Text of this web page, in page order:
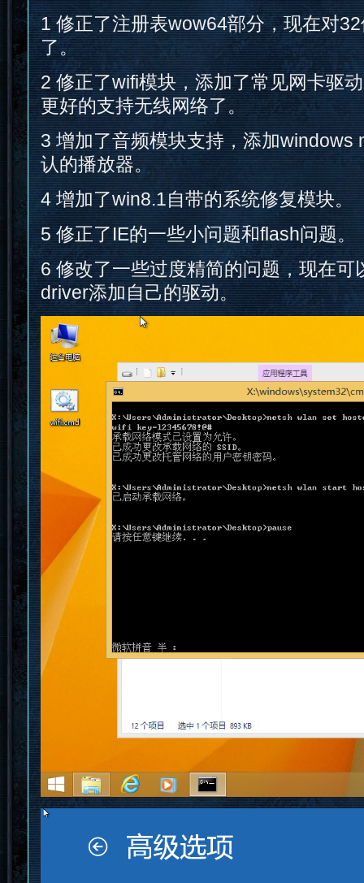
1 修正了注册表wow64部分，现在对
了。
2 修正了wifi模块，添加了常见网卡驱
更好的支持无线网络了。
3 增加了音频模块支持，添加windows
认的播放器。
4 增加了win8.1自带的系统修复模块。
5 修正了IE的一些小问题和flash问题。
6 修改了一些过度精简的问题，现在可
driver添加自己的驱动。